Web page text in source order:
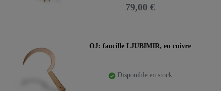
79,00 €
OJ: faucille LJUBIMIR, en cuivre
Disponible en stock